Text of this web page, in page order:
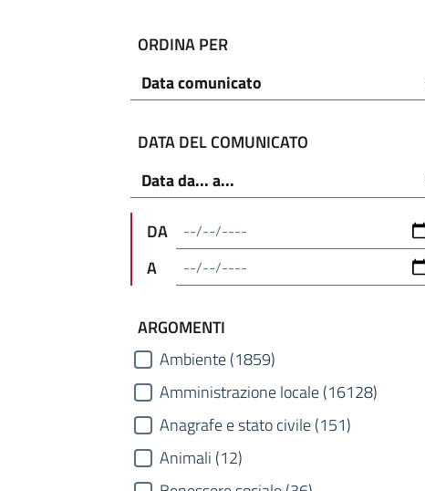
ORDINA PER
DATA DEL COMUNICATO
DA
A
ARGOMENTI
Ambiente (1859)
Amministrazione locale (16128)
Anagrafe e stato civile (151)
Animali (12)